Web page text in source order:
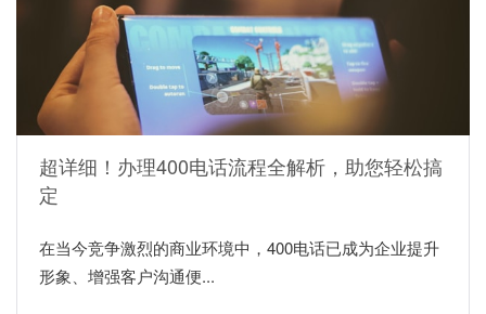
超详细！办理400电话流程全解析，助您轻松搞
定
在当今竞争激烈的商业环境中，400电话已成为企业提升
形象、增强客户沟通便...